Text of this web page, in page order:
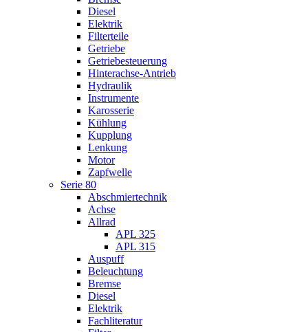
Diesel
Elektrik
Filterteile
Getriebe
Getriebesteuerung
Hinterachse-Antrieb
Hydraulik
Instrumente
Karosserie
Kühlung
Kupplung
Lenkung
Motor
Zapfwelle
Serie 80
Abschmiertechnik
Achse
Allrad
APL 325
APL 315
Auspuff
Beleuchtung
Bremse
Diesel
Elektrik
Fachliteratur